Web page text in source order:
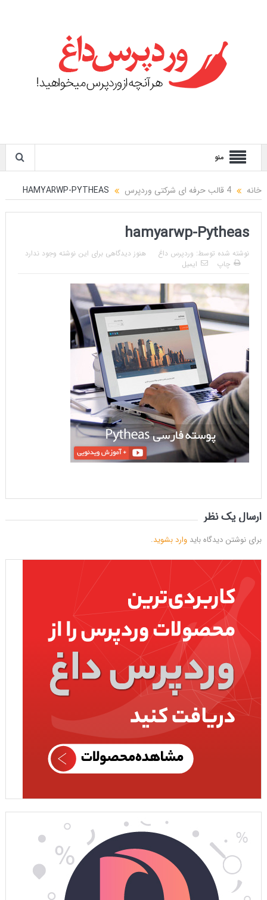
منو
خانه 4 قالب حرفه ای شرکتی وردپرس HAMYARWP-PYTHEAS
hamyarwp-Pytheas
نوشته شده توسط: وردپرس داغ
هنوز دیدگاهی برای این نوشته وجود ندارد
چاپ
ایمیل
ارسال یک نظر
برای نوشتن دیدگاه باید وارد بشوید.